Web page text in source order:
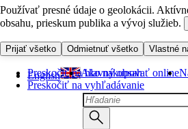
Používať presné údaje o geolokácii.
obsahu, prieskum publika a vývoj služieb.
Prijať všetko Odmietnuť všetko Vlastné
Preskočiť na hlavný obsah
Preskočiť na vyhľadávanie
English Ako nakupovať online